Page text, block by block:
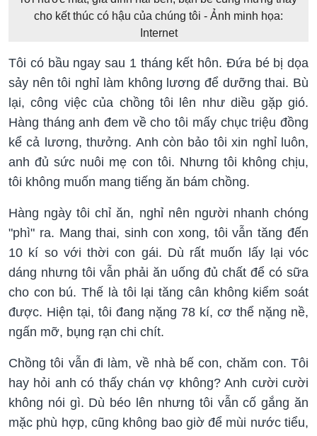
cho kết thúc có hậu của chúng tôi - Ảnh minh họa:
Internet
Tôi có bầu ngay sau 1 tháng kết hôn. Đứa bé bị dọa
sảy nên tôi nghỉ làm không lương để dưỡng thai. Bù
lại, công việc của chồng tôi lên như diều gặp gió.
Hàng tháng anh đem về cho tôi mấy chục triệu đồng
kể cả lương, thưởng. Anh còn bảo tôi xin nghỉ luôn,
anh đủ sức nuôi mẹ con tôi. Nhưng tôi không chịu,
tôi không muốn mang tiếng ăn bám chồng.
Hàng ngày tôi chỉ ăn, nghỉ nên người nhanh chóng
"phì" ra. Mang thai, sinh con xong, tôi vẫn tăng đến
10 kí so với thời con gái. Dù rất muốn lấy lại vóc
dáng nhưng tôi vẫn phải ăn uống đủ chất để có sữa
cho con bú. Thế là tôi lại tăng cân không kiểm soát
được. Hiện tại, tôi đang nặng 78 kí, cơ thể nặng nề,
ngấn mỡ, bụng rạn chi chít.
Chồng tôi vẫn đi làm, về nhà bế con, chăm con. Tôi
hay hỏi anh có thấy chán vợ không? Anh cười cười
không nói gì. Dù béo lên nhưng tôi vẫn cố gắng ăn
mặc phù hợp, cũng không bao giờ để mùi nước tiểu,